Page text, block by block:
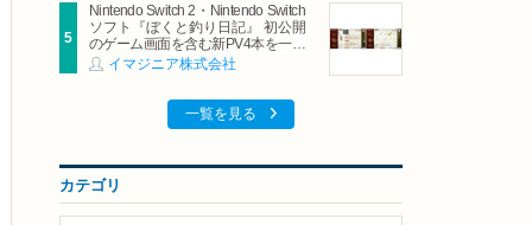
Nintendo Switch 2・Nintendo Switch
ソフト『ぼくと釣り日記』 初公開
のゲーム画面を含む新PV4本を一挙
公開！イマジニア株式会社
一覧を見る
カテゴリ